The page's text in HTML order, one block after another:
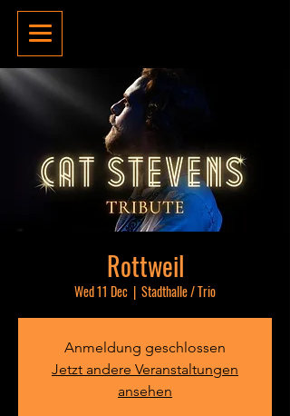
Rottweil
Wed 11 Dec
  |
Stadthalle / Trio
Anmeldung geschlossen
Jetzt andere Veranstaltungen
ansehen